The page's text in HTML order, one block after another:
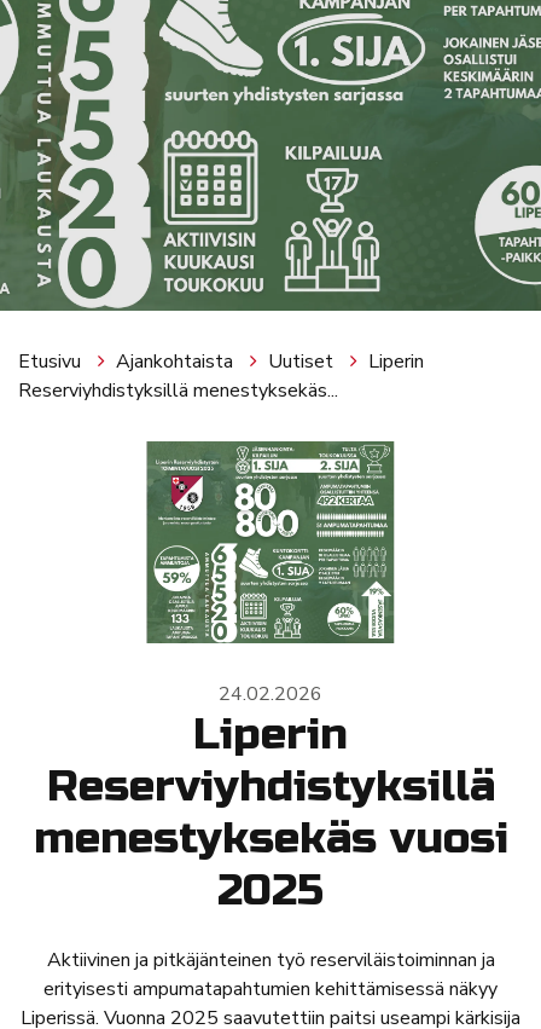
Etusivu Ajankohtaista Uutiset
Liperin
Reserviyhdistyksillä menestyksekäs...
24.02.2026
Liperin
Reserviyhdistyksillä
menestyksekäs vuosi
2025
Aktiivinen ja pitkäjänteinen työ reserviläistoiminnan ja
erityisesti ampumatapahtumien kehittämisessä näkyy
Liperissä. Vuonna 2025 saavutettiin paitsi useampi kärkisija